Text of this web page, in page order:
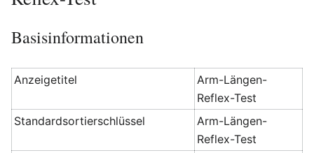
Basisinformationen
Anzeigetitel
Arm-Längen-
Reflex-Test
Standardsortierschlüssel
Arm-Längen-
Reflex-Test